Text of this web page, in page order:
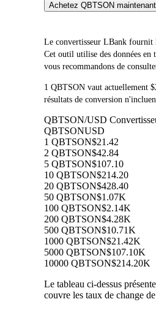
Achetez QBTSON maintenant
Le convertisseur LBank
Cet outil utilise des données
vous recommandons de
1 QBTSON vaut actuellement
résultats de conversion
QBTSON/USD
QBTSONUSD
1 QBTSON$21.42
2 QBTSON$42.84
5 QBTSON$107.10
10 QBTSON$214.20
20 QBTSON$428.40
50 QBTSON$1.07K
100 QBTSON$2.14K
200 QBTSON$4.28K
500 QBTSON$10.71K
1000 QBTSON$21.42K
5000 QBTSON$107.10K
10000 QBTSON$214.20K
Le tableau ci-dessus
couvre les taux de change